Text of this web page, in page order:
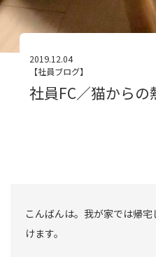
2019.12.04
【社員ブログ】
社員FC／猫からの
こんばんは。我が家では帰
けます。